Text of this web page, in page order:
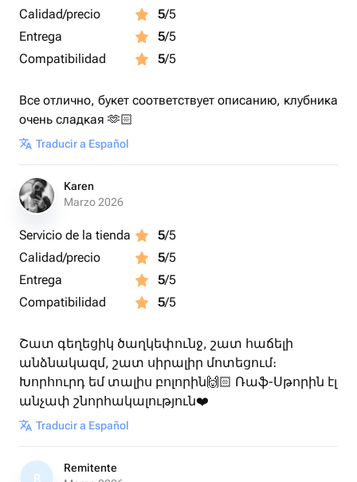
Calidad/precio
5/5
Entrega
5/5
Compatibilidad
5/5
Все отлично, букет соответствует описанию, клубника
очень сладкая 🫶🏻
Traducir a Español
Karen
Marzo 2026
Servicio de la tienda 5/5
Calidad/precio
5/5
Entrega
5/5
Compatibilidad
5/5
Շատ գեղեցիկ ծաղկեփունջ, շատ հաճելի
անձնակազմ, շատ սիրալիր մոտեցում։
Խորհուրդ եմ տալիս բոլորին🙌🏻 Ռաֆ-Սթորին էլ
անչափ շնորհակալություն❤️
Traducir a Español
R
Remitente